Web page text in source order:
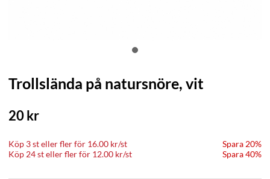
Trollslända på natursnöre, vit
20kr
Köp 3 steller fler för 16.00 kr/st
Spara 20%
Köp 24 steller fler för 12.00 kr/st Spara 40%